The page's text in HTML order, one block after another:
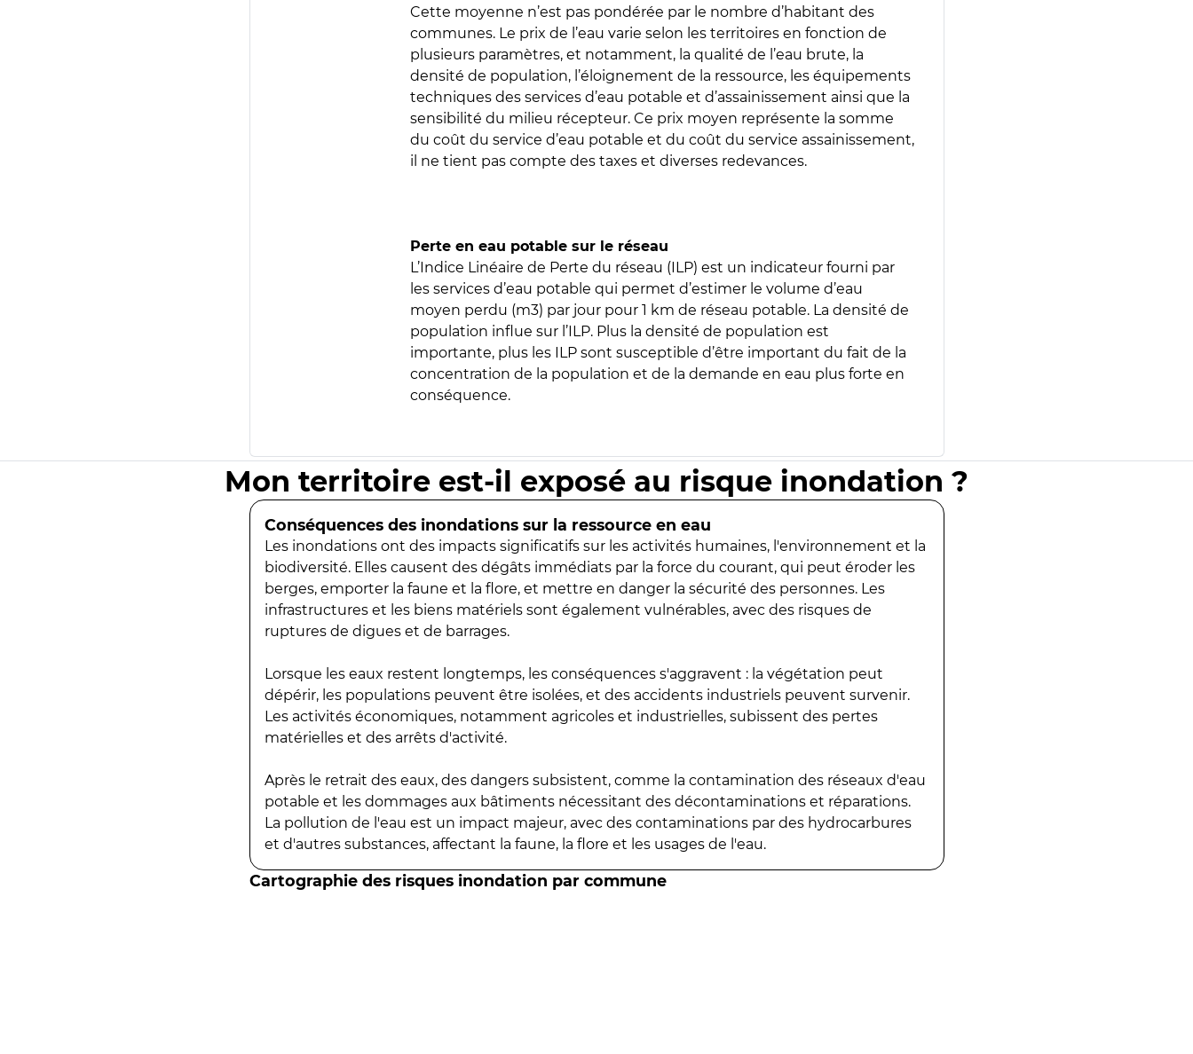
Cette moyenne n’est pas pondérée par le nombre d’habitant des
communes. Le prix de l’eau varie selon les territoires en fonction de
plusieurs paramètres, et notamment, la qualité de l’eau brute, la
densité de population, l’éloignement de la ressource, les équipements
techniques des services d’eau potable et d’assainissement ainsi que la
sensibilité du milieu récepteur. Ce prix moyen représente la somme
du coût du service d’eau potable et du coût du service assainissement,
il ne tient pas compte des taxes et diverses redevances.
Perte en eau potable sur le réseau
L’Indice Linéaire de Perte du réseau (ILP) est un indicateur fourni par
les services d’eau potable qui permet d’estimer le volume d’eau
moyen perdu (m3) par jour pour 1 km de réseau potable. La densité de
population influe sur l’ILP. Plus la densité de population est
importante, plus les ILP sont susceptible d’être important du fait de la
concentration de la population et de la demande en eau plus forte en
conséquence.
Mon territoire est-il exposé au risque inondation ?
Conséquences des inondations sur la ressource en eau
Les inondations ont des impacts significatifs sur les activités humaines, l'environnement et la
biodiversité. Elles causent des dégâts immédiats par la force du courant, qui peut éroder les
berges, emporter la faune et la flore, et mettre en danger la sécurité des personnes. Les
infrastructures et les biens matériels sont également vulnérables, avec des risques de
ruptures de digues et de barrages.
Lorsque les eaux restent longtemps, les conséquences s'aggravent : la végétation peut
dépérir, les populations peuvent être isolées, et des accidents industriels peuvent survenir.
Les activités économiques, notamment agricoles et industrielles, subissent des pertes
matérielles et des arrêts d'activité.
Après le retrait des eaux, des dangers subsistent, comme la contamination des réseaux d'eau
potable et les dommages aux bâtiments nécessitant des décontaminations et réparations.
La pollution de l'eau est un impact majeur, avec des contaminations par des hydrocarbures
et d'autres substances, affectant la faune, la flore et les usages de l'eau.
Cartographie des risques inondation par commune